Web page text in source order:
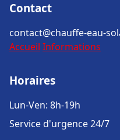
Contact
contact@chauffe-eau-
Accueil Informations
Horaires
Lun-Ven: 8h-19h
Service d'urgence 24/7